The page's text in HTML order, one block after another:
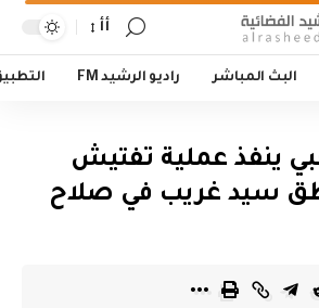
أأ
البث المباشر راديو الرشيد FM
ينفذ عملية تفتيش
سيد غريب في صلاح